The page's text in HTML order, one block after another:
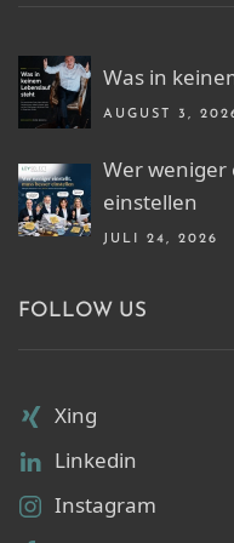
Was in
AUGUST 3,
Wer weniger
einstellen
JULI 24, 2026
FOLLOW US
Xing
Linkedin
Instagram